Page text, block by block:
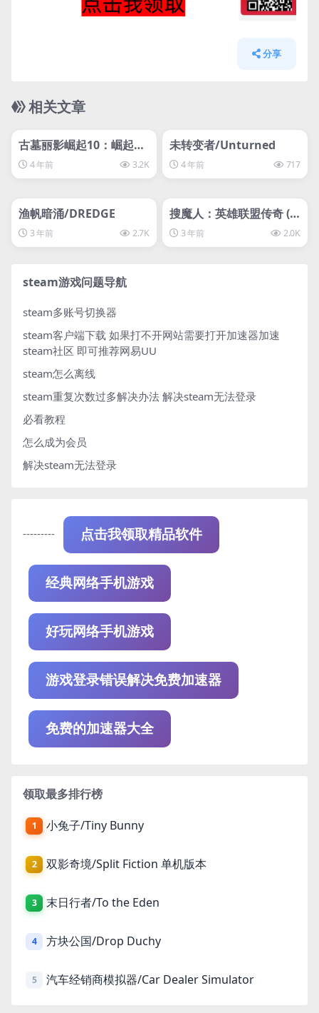
分享
相关文章
svip专属
古墓丽影崛起10：崛起20
周年版/Rise of the Tom
b Raider: 20 Year Celeb
4 年前 3.2K
svip专属
未转变者/Unturned
4 年前 717
渔帆暗涌/DREDGE
3 年前 2.7K
svip专属
搜魔人：英雄联盟传奇 (T
he Mageseeker: A Leag
ue of Legends Story)
3 年前 2.0K
steam游戏问题导航
steam多账号切换器
steam客户端下载 如果打不开网站需要打开加速器加速
steam社区 即可推荐网易UU
steam怎么离线
steam重复次数过多解决办法 解决steam无法登录
必看教程
怎么成为会员
解决steam无法登录
--------- 点击我领取精品软件
经典网络手机游戏
好玩网络手机游戏
游戏登录错误解决免费加速器
免费的加速器大全
领取最多排行榜
1 小兔子/Tiny Bunny
2 双影奇境/Split Fiction 单机版本
3 末日行者/To the Eden
4 方块公国/Drop Duchy
5 汽车经销商模拟器/Car Dealer Simulator